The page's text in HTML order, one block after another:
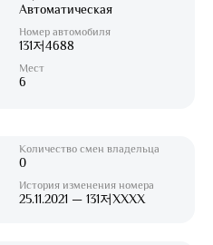
Автоматическая
Номер автомобиля
131저4688
Мест
6
Количество смен владельца
0
История изменения номера
25.11.2021 — 131저XXXX